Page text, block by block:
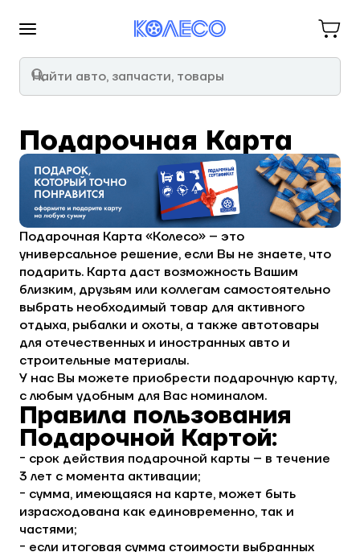
Подарочная Карта
Подарочная Карта «Колесо» – это
универсальное решение, если Вы не знаете, что
подарить. Карта даст возможность Вашим
близким, друзьям или коллегам самостоятельно
выбрать необходимый товар для активного
отдыха, рыбалки и охоты, а также автотовары
для отечественных и иностранных авто и
строительные материалы.
У нас Вы можете приобрести подарочную карту,
с любым удобным для Вас номиналом.
Правила пользования
Подарочной Картой:
- срок действия подарочной карты – в течение
3 лет с момента активации;
- сумма, имеющаяся на карте, может быть
израсходована как единовременно, так и
частями;
- если итоговая сумма стоимости выбранных